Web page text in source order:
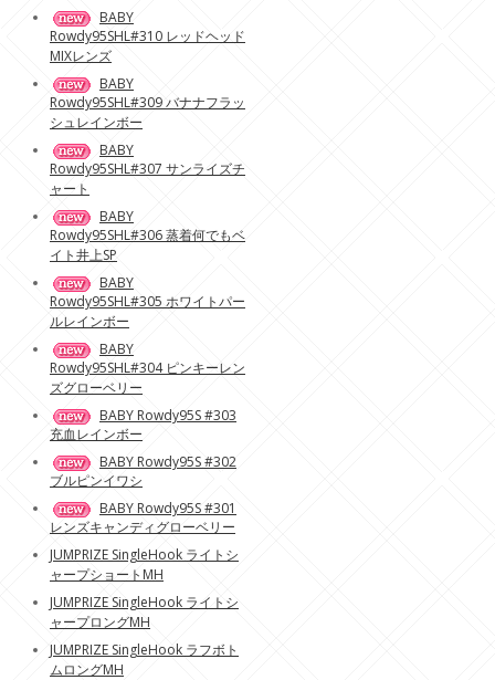
BABY
Rowdy95SHL#310 レッドヘッド
MIXレンズ
BABY
Rowdy95SHL#309 バナナフラッ
シュレインボー
BABY
Rowdy95SHL#307 サンライズチ
ャート
BABY
Rowdy95SHL#306 蒸着何でもベ
イト井上SP
BABY
Rowdy95SHL#305 ホワイトパー
ルレインボー
BABY
Rowdy95SHL#304 ピンキーレン
ズグローベリー
BABY Rowdy95S #303
充血レインボー
BABY Rowdy95S #302
ブルピンイワシ
BABY Rowdy95S #301
レンズキャンディグローベリー
JUMPRIZE SingleHook ライトシ
ャープショートMH
JUMPRIZE SingleHook ライトシ
ャープロングMH
JUMPRIZE SingleHook ラフボト
ムロングMH